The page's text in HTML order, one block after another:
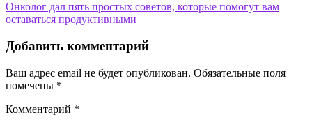
записям
Онколог дал пять простых советов, которые помогут вам
оставаться продуктивными
Добавить комментарий
Ваш адрес email не будет опубликован. Обязательные поля
помечены *
Комментарий *